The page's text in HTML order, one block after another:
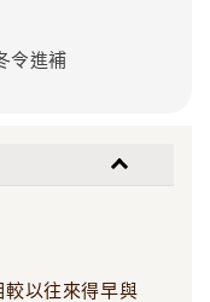
令進補
以往來得早與